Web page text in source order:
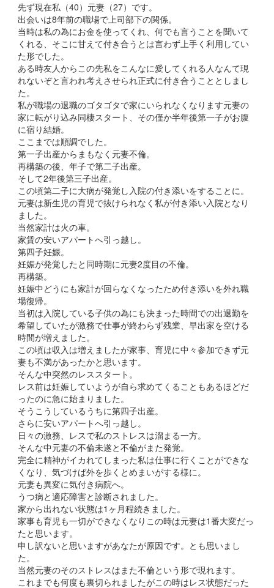
先ず現在私（40）元妻（27）です。
出会いは8年前の職場で上司部下の関係。
当時は私の為にお金を使ってくれ、何でも言うことを聞いて
くれる、そこに甘えて付き合うとは言わず上手く利用してい
た形でした。
ある時友人からこの先私をこんなに愛してくれる人なんて現
れないぞと言われ考えさせられ正式に付き合うこととしまし
た。
私が職場の退職のゴタゴタで家にいられなくなります元妻の
家に転がり込み同棲スタート、その僅か半年後第一子がお腹
に宿り結婚。
ここまでは順調でした。
第一子出産からまもなく元妻不倫。
再構築の後、年子で第二子出産。
そして2年後第三子出産。
この頃第二子に大病が発覚し入院の付き添いをすることに。
元妻は新生児の育児で抜けられなく私が付き添い入院となり
ました。
当然家計は火の車。
家賃の安いアパートへ引っ越し。
第四子妊娠。
妊娠が発覚したと同時期に元妻2度目の不倫。
再構築。
妊娠中どうにも家計が回らなくなったため付き添いを外れ職
場復帰。
当初は入院している子供の為にも決まった時間での出退勤を
希望していたが激務で仕事が終わらず残業、早出家を空ける
時間が増えました。
この頃は収入は増えましたが家事、育児に中々参加できず元
妻も不満があったかと思います。
そんな中突然のレススタート。
レス前は妊娠していようが自ら求めてくることもあるほどだ
ったのに急に始まりました。
そうこうしているうちに第四子出産。
さらに安いアパートへ引っ越し。
日々の激務、レスで私のストレスは溜まる一方。
そんな中元妻の不倫未遂と不倫がまた発覚。
完全に精神がイカれてしまった私は仕事に行くことができな
くなり、気づけば外を歩くとめまいがする様に。
元妻も異変に気付き病院へ。
うつ病と適応障害と診断されました。
家から出れない状態は1ヶ月程続きました。
家事も育児も一切ができなくなりこの時は元妻は1番大変だっ
たと思います。
申し訳ないと思いますがあなたが原因です。とも思いまし
た。
当然元妻のそのストレスはまた不倫という形で現れます。
これまでも何度も裏切られましたがこの時はレス状態だった